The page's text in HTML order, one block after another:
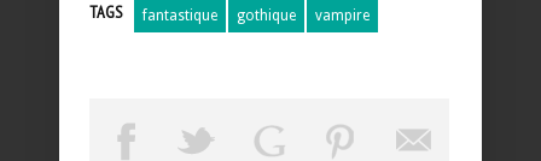
TAGS fantastique gothique vampire